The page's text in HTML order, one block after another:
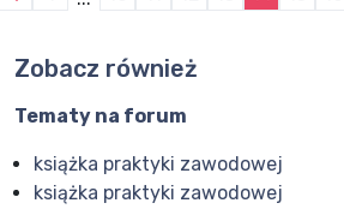
Zobacz również
Tematy na forum
książka praktyki zawodowej
książka praktyki zawodowej